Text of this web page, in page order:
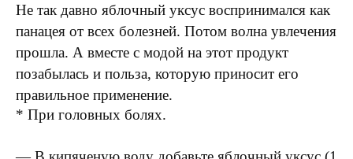
Не так давно яблочный уксус воспринимался как
панацея от всех болезней. Потом волна увлечения
прошла. А вместе с модой на этот продукт
позабылась и польза, которую приносит его
правильное применение.
* При головных болях.